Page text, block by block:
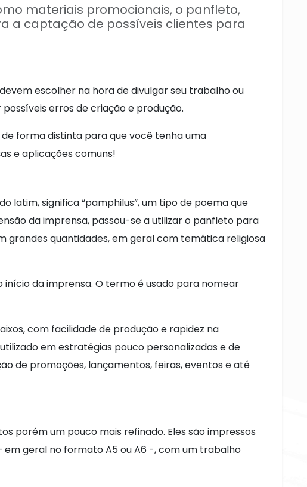
materiais promocionais, o panfleto,
a captação de possíveis clientes para
escolher na hora de divulgar seu trabalho ou
erros de criação e produção.
forma distinta para que você tenha uma
e aplicações comuns!
latim, significa “pamphilus”, um tipo de poema que
da imprensa, passou-se a utilizar o panfleto para
grandes quantidades, em geral com temática religiosa
da imprensa. O termo é usado para nomear
com facilidade de produção e rapidez na
em estratégias pouco personalizadas e de
de promoções, lançamentos, feiras, eventos e até
porém um pouco mais refinado. Eles são impressos
geral no formato A5 ou A6 -, com um trabalho